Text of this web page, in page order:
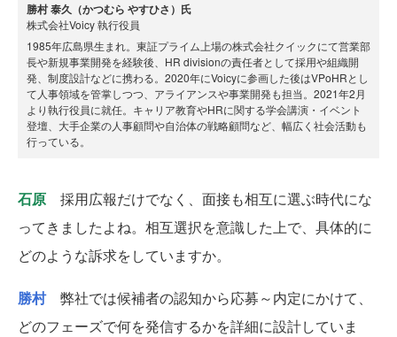
勝村 泰久（かつむら やすひさ）氏
株式会社Voicy 執行役員
1985年広島県生まれ。東証プライム上場の株式会社クイックにて営業部
長や新規事業開発を経験後、HR divisionの責任者として採用や組織開
発、制度設計などに携わる。2020年にVoicyに参画した後はVPoHRとし
て人事領域を管掌しつつ、アライアンスや事業開発も担当。2021年2月
より執行役員に就任。キャリア教育やHRに関する学会講演・イベント
登壇、大手企業の人事顧問や自治体の戦略顧問など、幅広く社会活動も
行っている。
石原 採用広報だけでなく、面接も相互に選ぶ時代にな
ってきましたよね。相互選択を意識した上で、具体的に
どのような訴求をしていますか。
勝村弊社では候補者の認知から応募～内定にかけて、
どのフェーズで何を発信するかを詳細に設計していま